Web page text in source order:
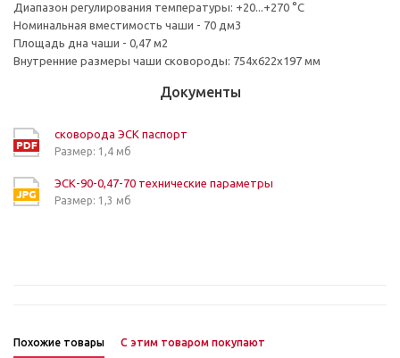
Диапазон регулирования температуры: +20...+270 °C
Номинальная вместимость чаши - 70 дм3
Площадь дна чаши - 0,47 м2
Внутренние размеры чаши сковороды: 754х622х197 мм
Документы
сковорода ЭСК паспорт
Размер: 1,4 мб
ЭСК-90-0,47-70 технические параметры
Размер: 1,3 мб
Похожие товары С этим товаром покупают